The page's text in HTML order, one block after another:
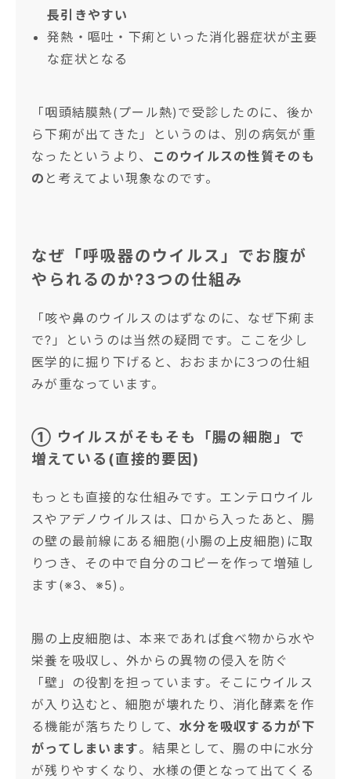
長引きやすい
発熱・嘔吐・下痢といった消化器症状が主要
な症状となる
「咽頭結膜熱(プール熱)で受診したのに、後か
ら下痢が出てきた」というのは、別の病気が重
なったというより、
このウイルスの性質そのも
の と考えてよい現象なのです。
なぜ「呼吸器のウイルス」でお腹が
やられるのか?3つの仕組み
「咳や鼻のウイルスのはずなのに、なぜ下痢ま
で?」というのは当然の疑問です。ここを少し
医学的に掘り下げると、おおまかに3つの仕組
みが重なっています。
① ウイルスがそもそも「腸の細胞」で
増えている(直接的要因)
もっとも直接的な仕組みです。エンテロウイル
スやアデノウイルスは、口から入ったあと、腸
の壁の最前線にある細胞(小腸の上皮細胞)に取
りつき、その中で自分のコピーを作って増殖し
ます(※3、※5)。
腸の上皮細胞は、本来であれば食べ物から水や
栄養を吸収し、外からの異物の侵入を防ぐ
「壁」の役割を担っています。そこにウイルス
が入り込むと、細胞が壊れたり、消化酵素を作
る機能が落ちたりして、水分を吸収する力が下
がってしまいます。結果として、腸の中に水分
が残りやすくなり、水様の便となって出てくる